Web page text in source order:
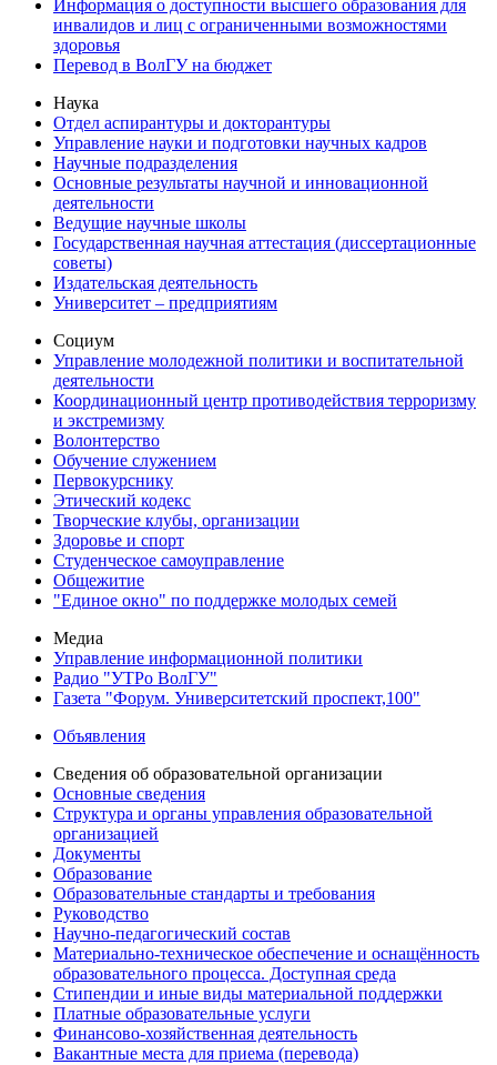
Информация о доступности высшего образования для
инвалидов и лиц с ограниченными возможностями
здоровья
Перевод в ВолГУ на бюджет
Наука
Отдел аспирантуры и докторантуры
Управление науки и подготовки научных кадров
Научные подразделения
Основные результаты научной и инновационной
деятельности
Ведущие научные школы
Государственная научная аттестация (диссертационные
советы)
Издательская деятельность
Университет – предприятиям
Социум
Управление молодежной политики и воспитательной
деятельности
Координационный центр противодействия терроризму
и экстремизму
Волонтерство
Обучение служением
Первокурснику
Этический кодекс
Творческие клубы, организации
Здоровье и спорт
Студенческое самоуправление
Общежитие
"Единое окно" по поддержке молодых семей
Медиа
Управление информационной политики
Радио "УТРо ВолГУ"
Газета "Форум. Университетский проспект,100"
Объявления
Сведения об образовательной организации
Основные сведения
Структура и органы управления образовательной
организацией
Документы
Образование
Образовательные стандарты и требования
Руководство
Научно-педагогический состав
Материально-техническое обеспечение и оснащённость
образовательного процесса. Доступная среда
Стипендии и иные виды материальной поддержки
Платные образовательные услуги
Финансово-хозяйственная деятельность
Вакантные места для приема (перевода)